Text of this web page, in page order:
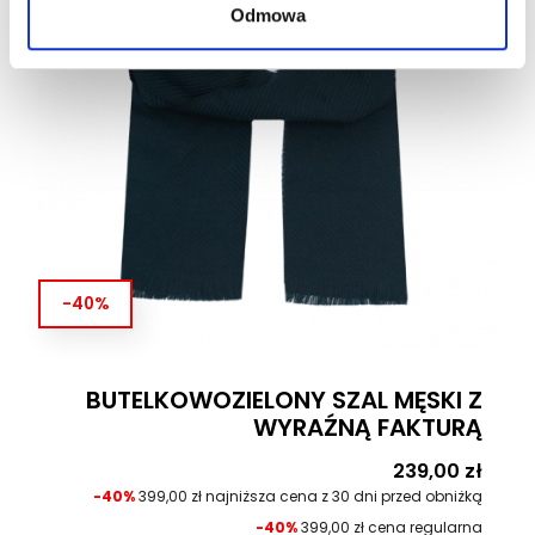
Odmowa
-40%
BUTELKOWOZIELONY SZAL MĘSKI Z
WYRAŹNĄ FAKTURĄ
Cena
239,00 zł
-40%399,00 zł najniższa cena z 30 dni przed obniżką
-40%399,00 zł cena regularna